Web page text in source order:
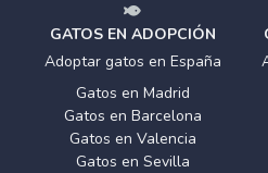
GATOS EN ADOPCIÓN
Adoptar gatos en España
Gatos en Madrid
Gatos en Barcelona
Gatos en Valencia
Gatos en Sevilla